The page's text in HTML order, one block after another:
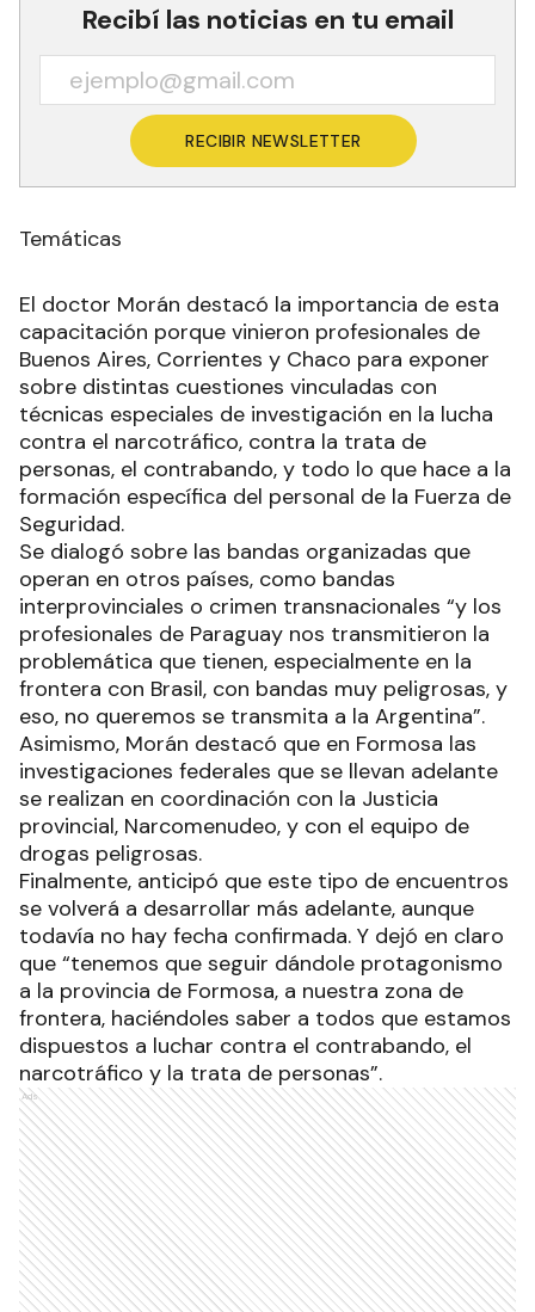
Recibí las noticias en tu email
RECIBIR NEWSLETTER
Temáticas
El doctor Morán destacó la importancia de esta
capacitación porque vinieron profesionales de
Buenos Aires, Corrientes y Chaco para exponer
sobre distintas cuestiones vinculadas con
técnicas especiales de investigación en la lucha
contra el narcotráfico, contra la trata de
personas, el contrabando, y todo lo que hace a la
formación específica del personal de la Fuerza de
Seguridad.
Se dialogó sobre las bandas organizadas que
operan en otros países, como bandas
interprovinciales o crimen transnacionales “y los
profesionales de Paraguay nos transmitieron la
problemática que tienen, especialmente en la
frontera con Brasil, con bandas muy peligrosas, y
eso, no queremos se transmita a la Argentina”.
Asimismo, Morán destacó que en Formosa las
investigaciones federales que se llevan adelante
se realizan en coordinación con la Justicia
provincial, Narcomenudeo, y con el equipo de
drogas peligrosas.
Finalmente, anticipó que este tipo de encuentros
se volverá a desarrollar más adelante, aunque
todavía no hay fecha confirmada. Y dejó en claro
que “tenemos que seguir dándole protagonismo
a la provincia de Formosa, a nuestra zona de
frontera, haciéndoles saber a todos que estamos
dispuestos a luchar contra el contrabando, el
narcotráfico y la trata de personas”.
Ads